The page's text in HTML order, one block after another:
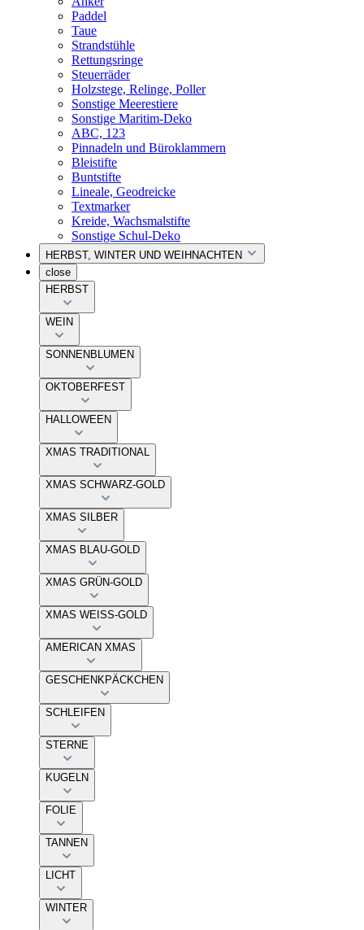
Paddel
Taue
Strandstühle
Rettungsringe
Steuerräder
Holzstege, Relinge, Poller
Sonstige Meerestiere
Sonstige Maritim-Deko
ABC, 123
Pinnadeln und Büroklammern
Bleistifte
Buntstifte
Lineale, Geodreicke
Textmarker
Kreide, Wachsmalstifte
Sonstige Schul-Deko
HERBST, WINTER UND WEIHNACHTEN
close
HERBST
WEIN
SONNENBLUMEN
OKTOBERFEST
HALLOWEEN
XMAS TRADITIONAL
XMAS SCHWARZ-GOLD
XMAS SILBER
XMAS BLAU-GOLD
XMAS GRÜN-GOLD
XMAS WEISS-GOLD
AMERICAN XMAS
GESCHENKPÄCKCHEN
SCHLEIFEN
STERNE
KUGELN
FOLIE
TANNEN
LICHT
WINTER